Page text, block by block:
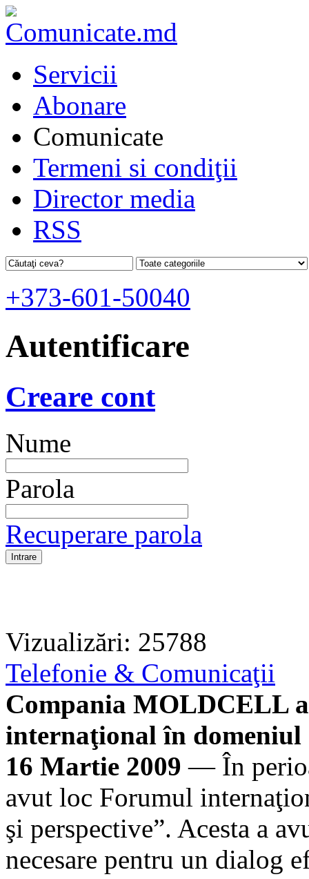
Servicii
Abonare
Comunicate
Termeni si condiţii
Director media
RSS
+373-601-50040
Autentificare
Creare cont
Nume
Parola
Recuperare parola
Vizualizări: 25788
Telefonie & Comunicaţii
Compania MOLDCELL
internaţional în domeniul
16 Martie 2009 — În
avut loc Forumul
şi perspective”. Acesta a
necesare pentru un dialog